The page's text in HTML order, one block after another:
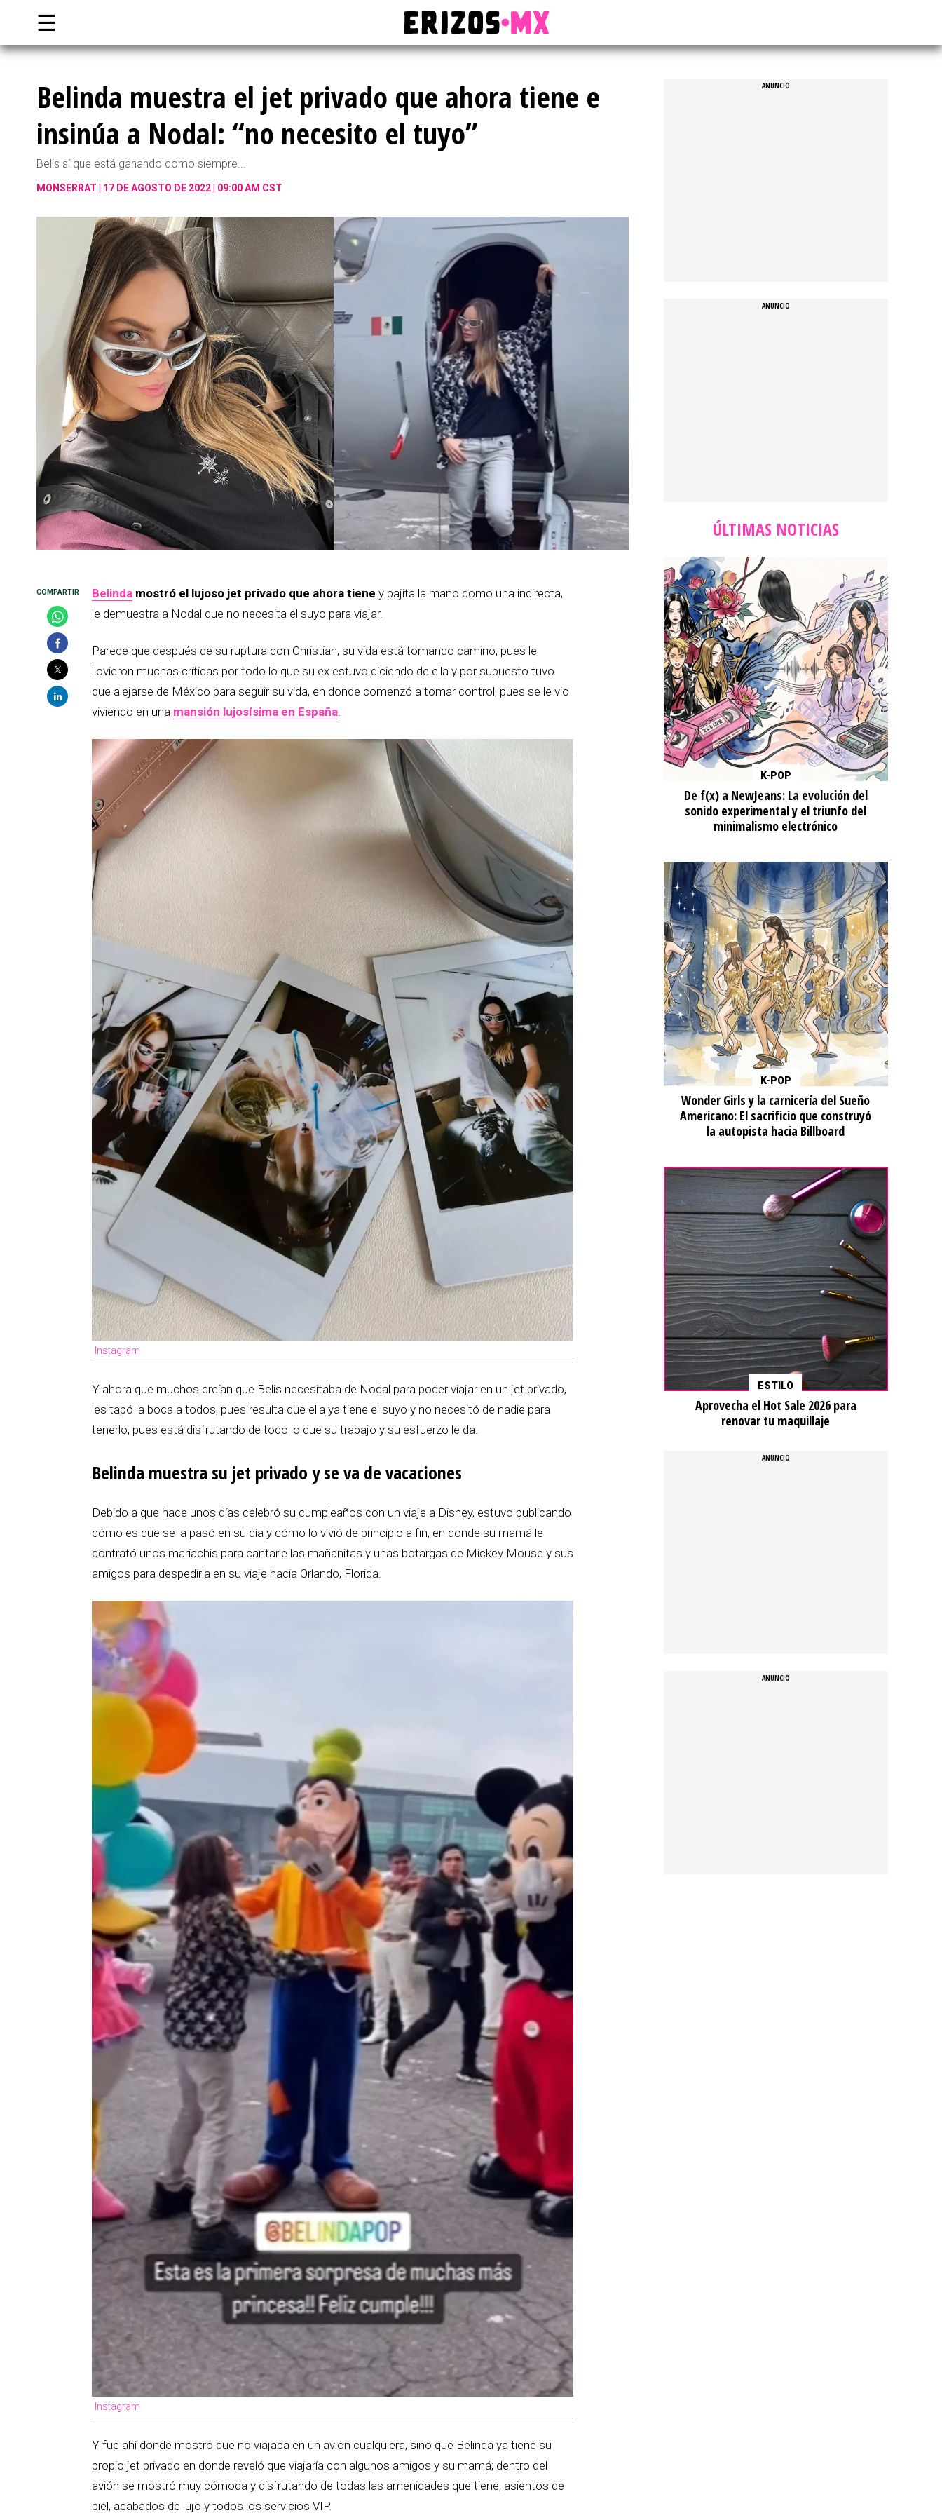
☰
Belinda muestra el jet privado que ahora tiene e
insinúa a Nodal: “no necesito el tuyo”
Belis sí que está ganando como siempre...
MONSERRAT 17 DE AGOSTO DE 2022 | 09:00 AM CST
Belinda mostró el lujoso jet privado que ahora tiene y bajita la mano como una indirecta,
le demuestra a Nodal que no necesita el suyo para viajar.
Parece que después de su ruptura con Christian, su vida está tomando camino, pues le
llovieron muchas críticas por todo lo que su ex estuvo diciendo de ella y por supuesto tuvo
que alejarse de México para seguir su vida, en donde comenzó a tomar control, pues se le vio
viviendo en una mansión lujosísima en España.
Instagram
Y ahora que muchos creían que Belis necesitaba de Nodal para poder viajar en un jet privado,
les tapó la boca a todos, pues resulta que ella ya tiene el suyo y no necesitó de nadie para
tenerlo, pues está disfrutando de todo lo que su trabajo y su esfuerzo le da.
Belinda muestra su jet privado y se va de vacaciones
Debido a que hace unos días celebró su cumpleaños con un viaje a Disney, estuvo publicando
cómo es que se la pasó en su día y cómo lo vivió de principio a fin, en donde su mamá le
contrató unos mariachis para cantarle las mañanitas y unas botargas de Mickey Mouse y sus
amigos para despedirla en su viaje hacia Orlando, Florida.
Instagram
Y fue ahí donde mostró que no viajaba en un avión cualquiera, sino que Belinda ya tiene su
propio jet privado en donde reveló que viajaría con algunos amigos y su mamá; dentro del
avión se mostró muy cómoda y disfrutando de todas las amenidades que tiene, asientos de
piel, acabados de lujo y todos los servicios VIP.
ÚLTIMAS NOTICIAS
K-POP
De f(x) a NewJeans: La evolución del
sonido experimental y el triunfo del
minimalismo electrónico
K-POP
Wonder Girls y la carnicería del Sueño
Americano: El sacrificio que construyó
la autopista hacia Billboard
ESTILO
Aprovecha el Hot Sale 2026 para
renovar tu maquillaje